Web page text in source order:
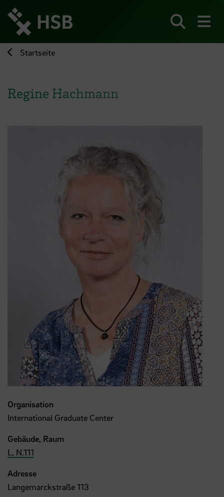
zum
Seiteninhalt
springen
Startseite
Regine Hachmann
Organisation
International Graduate Center
Gebäude, Raum
L, N.111
Adresse
Langemarckstraße 113